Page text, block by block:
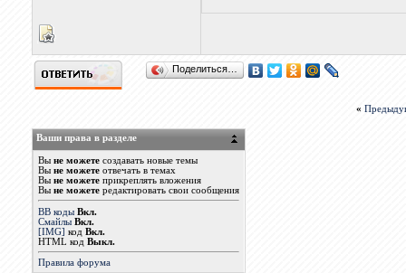
Поделиться…
«
Ваши права в разделе
Вы не можетесоздавать новые темы
Вы не можетеотвечать в темах
Вы не можетеприкреплять вложения
Вы не можетередактировать свои сообщения
BB коды Вкл.
Смайлы Вкл.
[IMG] код Вкл.
HTML код Выкл.
Правила форума